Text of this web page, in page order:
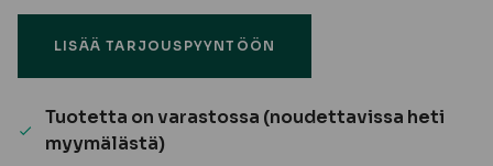
määräLISÄÄ TARJOUSPYYNTÖÖN
Tuotetta on varastossa (noudettavissa heti
myymälästä)